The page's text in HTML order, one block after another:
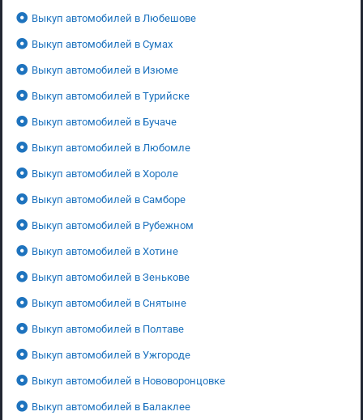
Выкуп автомобилей в Любешове
Выкуп автомобилей в Сумах
Выкуп автомобилей в Изюме
Выкуп автомобилей в Турийске
Выкуп автомобилей в Бучаче
Выкуп автомобилей в Любомле
Выкуп автомобилей в Хороле
Выкуп автомобилей в Самборе
Выкуп автомобилей в Рубежном
Выкуп автомобилей в Хотине
Выкуп автомобилей в Зенькове
Выкуп автомобилей в Снятыне
Выкуп автомобилей в Полтаве
Выкуп автомобилей в Ужгороде
Выкуп автомобилей в Нововоронцовке
Выкуп автомобилей в Балаклее